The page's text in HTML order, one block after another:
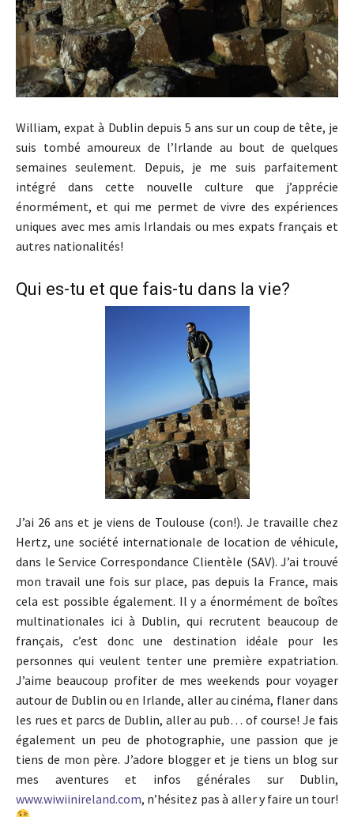
William, expat à Dublin depuis 5 ans sur un coup de tête, je
suis tombé amoureux de l’Irlande au bout de quelques
semaines seulement. Depuis, je me suis parfaitement
intégré dans cette nouvelle culture que j’apprécie
énormément, et qui me permet de vivre des expériences
uniques avec mes amis Irlandais ou mes expats français et
autres nationalités!
Qui es-tu et que fais-tu dans la vie?
J’ai 26 ans et je viens de Toulouse (con!). Je travaille chez
Hertz, une société internationale de location de véhicule,
dans le Service Correspondance Clientèle (SAV). J’ai trouvé
mon travail une fois sur place, pas depuis la France, mais
cela est possible également. Il y a énormément de boîtes
multinationales ici à Dublin, qui recrutent beaucoup de
français, c’est donc une destination idéale pour les
personnes qui veulent tenter une première expatriation.
J’aime beaucoup profiter de mes weekends pour voyager
autour de Dublin ou en Irlande, aller au cinéma, flaner dans
les rues et parcs de Dublin, aller au pub… of course! Je fais
également un peu de photographie, une passion que je
tiens de mon père. J’adore blogger et je tiens un blog sur
mes aventures et infos générales sur Dublin,
www.wiwiinireland.com, n’hésitez pas à aller y faire un tour!